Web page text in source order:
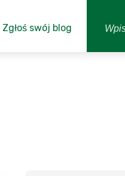
Zgłoś swój blog